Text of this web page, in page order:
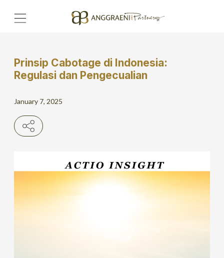
Home
Prinsip Cabotage di Indonesia:
Regulasi dan Pengecualian
January 7, 2025